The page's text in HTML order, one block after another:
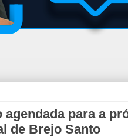
agendada para a
de Brejo Santo